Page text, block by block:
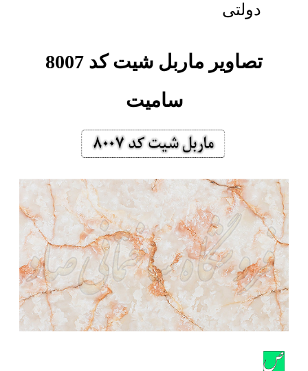
دولتی
تصاویر ماربل شیت کد 8007
سامیت